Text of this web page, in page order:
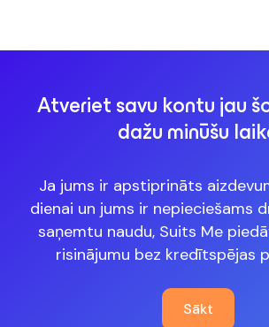
Atveriet savu kontu jau
dažu minūšu
Ja jums ir apstiprināts
dienai un jums ir nepieciešams
saņemtu naudu, Suits Me
risinājumu bez kredītspējas
Sākt